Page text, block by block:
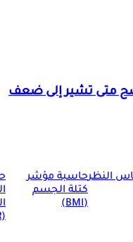
متى تشير إلى ضعف
النظرحاسبة مؤشر
كتلة الجسم
(BMI)
(BMR)